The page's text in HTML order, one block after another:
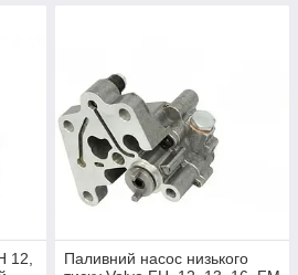
12,
Паливний насос низького